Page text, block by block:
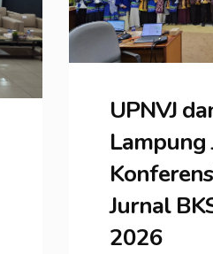
UPNVJ
Lampung
Jurnal
2026